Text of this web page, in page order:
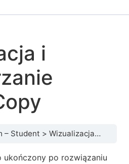
i
– Student Wizualizacja i przetwarzanie danych Copy
ukończony po rozwiązaniu